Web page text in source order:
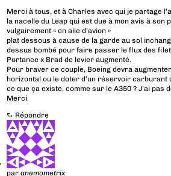
Merci à tous, et à Charles avec qui je partage
la nacelle du Leap qui est due à mon avis à son
vulgairement « en aile d’avion »
plat dessous à cause de la garde au sol
dessus bombé pour faire passer le flux des
Portance x Brad de levier augmenté.
Pour braver ce couple, Boeing devra
horizontal ou le doter d’un réservoir carburant
ce que ça existe, comme sur le A350 ? J’ai pas
Merci
⮑ Répondre
paranemometrix